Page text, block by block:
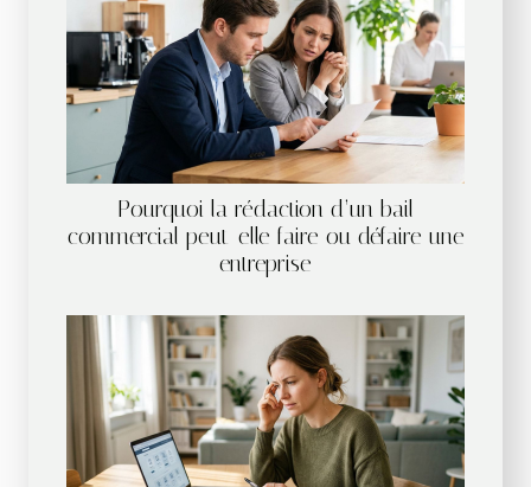
Pourquoi la rédaction d’un bail
commercial peut-elle faire ou défaire une
entreprise